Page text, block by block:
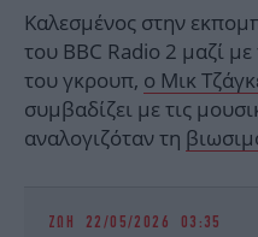
Καλεσμένος στην
του BBC Radio 2 μαζί
του γκρουπ, ο Μικ
συμβαδίζει με τις
αναλογιζόταν τη
ΖΩΗ 22/05/2026 03:35